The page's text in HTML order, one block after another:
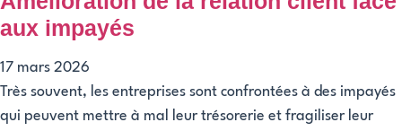
aux impayés
17 mars 2026
Très souvent, les entreprises sont confrontées à des impayés
qui peuvent mettre à mal leur trésorerie et fragiliser leur